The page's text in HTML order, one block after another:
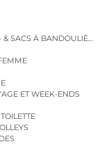
SACS À BANDOULIÈRE
ET WEEK-ENDS